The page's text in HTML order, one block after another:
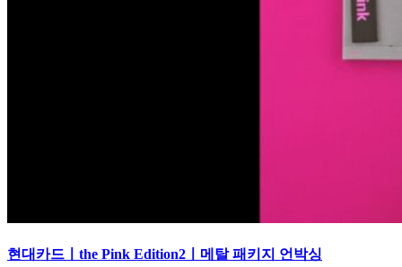
현대카드ㅣthe Pink Edition2ㅣ메탈 패키지 언박싱